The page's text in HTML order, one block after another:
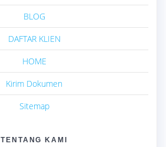
BLOG
DAFTAR KLIEN
HOME
Kirim Dokumen
Sitemap
TENTANG KAMI